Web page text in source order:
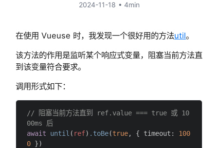
2024-11-18 • 4min
在使用 Vueuse 时，我发现一个很好用的方法util。
该方法的作用是监听某个响应式变量，阻塞当前方法直
到该变量符合要求。
调用形式如下：
// 阻塞当前方法直到 ref.value === true 或 10
00ms 后
await until ( ref) .toBe(true, { timeout: 100
0 })